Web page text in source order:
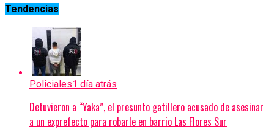
Tendencias
Policiales1 día atrás
Detuvieron a “Yaka”, el presunto gatillero acusado de asesinar
a un exprefecto para robarle en barrio Las Flores Sur